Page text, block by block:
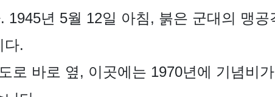
1945년 5월 12일 아침, 붉은 군대의 맹
다.
로 바로 옆, 이곳에는 1970년에 기념비